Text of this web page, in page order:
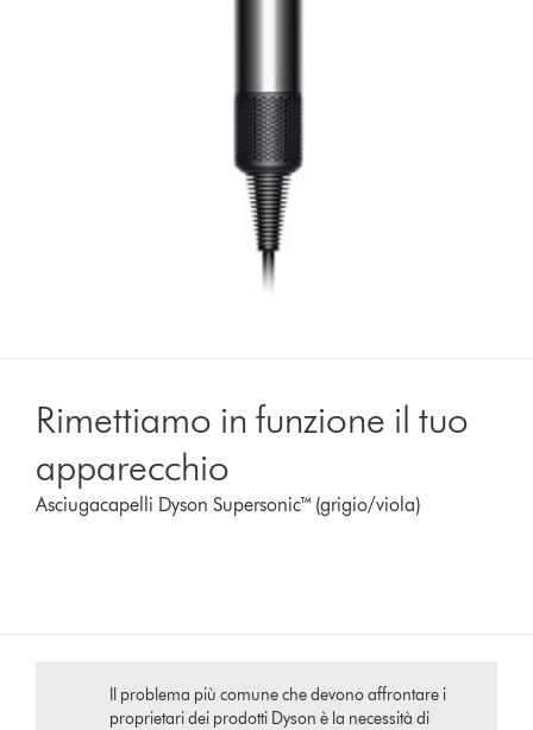
Rimettiamo in funzione il tuo
apparecchio
Asciugacapelli Dyson Supersonic™ (grigio/viola)
Il problema più comune che devono affrontare i
proprietari dei prodotti Dyson è la necessità di